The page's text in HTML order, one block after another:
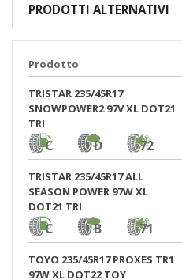
PRODOTTI ALTERNATIVI
Prodotto
TRISTAR 235/45R17
SNOWPOWER2 97V XL DOT21
TRI
C D 72
TRISTAR 235/45R17 ALL
SEASON POWER 97W XL
DOT21 TRI
C B 71
TOYO 235/45R17 PROXES TR1
97W XL DOT22 TOY